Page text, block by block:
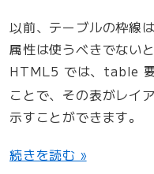
以前、テーブルの枠線
属性は使うべきでない
HTML5 では、table
ことで、その表がレイ
示すことができます。
“
続きを読む »